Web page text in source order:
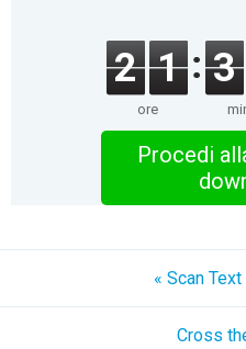
2 1
ore
3
Procedi
« Scan
Cross